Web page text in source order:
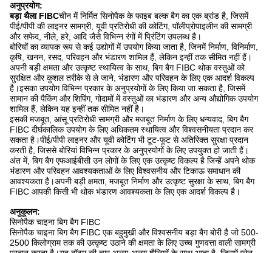
अनुप्रयोग:
बड़ा थैला FIBCचीन में निर्मित सिनोपैक के फाइब बल्क बैग का एक ब्रांड है, जिसमें
पीई/पीपी की लाइनर सामग्री, यूवी प्रतिरोधी की कोटिंग, पॉलीप्रोपाइलीन की सामग्री
और सफेद, नीले, हरे, आदि जैसे विभिन्न रंगों में प्रिंटिंग उपलब्ध है।
बोरियों का व्यापक रूप से कई उद्योगों में उपयोग किया जाता है, जिनमें निर्माण, विनिर्माण,
कृषि, खनन, रसद, परिवहन और भंडारण शामिल हैं, लेकिन इन्हीं तक सीमित नहीं हैं।
अपनी बड़ी क्षमता और उत्कृष्ट स्थायित्व के साथ, बिग बैग FIBC थोक वस्तुओं को
सुरक्षित और कुशल तरीके से ले जाने, भंडारण और परिवहन के लिए एक आदर्श विकल्प
है।इसका उपयोग विभिन्न प्रकार के अनुप्रयोगों के लिए किया जा सकता है, जिसमें
सामान की पैकिंग और शिपिंग, गोदामों में वस्तुओं का भंडारण और अन्य औद्योगिक उपयोग
शामिल हैं, लेकिन यह इन्हीं तक सीमित नहीं है।
इसकी मजबूत, आंसू प्रतिरोधी सामग्री और मजबूत निर्माण के लिए धन्यवाद, बिग बैग
FIBC दीर्घकालिक उपयोग के लिए अधिकतम स्थायित्व और विश्वसनीयता प्रदान कर
सकता है।पीई/पीपी लाइनर और यूवी कोटिंग भी टूट-फूट से अतिरिक्त सुरक्षा प्रदान
करती है, जिससे बोरियां विभिन्न प्रकार के अनुप्रयोगों के लिए उपयुक्त हो जाती हैं।
अंत में, बिग बैग एफआईबीसी उन लोगों के लिए एक उत्कृष्ट विकल्प है जिन्हें अपने थोक
भंडारण और परिवहन आवश्यकताओं के लिए विश्वसनीय और टिकाऊ समाधान की
आवश्यकता है।अपनी बड़ी क्षमता, मजबूत निर्माण और उत्कृष्ट सुरक्षा के साथ, बिग बैग
FIBC आपकी किसी भी थोक भंडारण आवश्यकता के लिए एक आदर्श विकल्प है।
अनुकूलन:
सिनोपैक चाइना बिग बैग FIBC
सिनोपैक चाइना बिग बैग FIBC एक बहुमुखी और विश्वसनीय बड़ा बैग बोरी है जो 500-
2500 किलोग्राम तक की उत्कृष्ट उठाने की क्षमता के लिए उच्च गुणवत्ता वाली सामग्री